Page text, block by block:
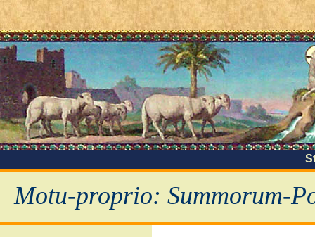
Motu-proprio: Summorum-